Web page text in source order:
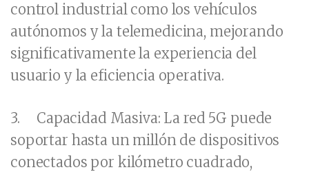
control industrial como los vehículos
autónomos y la telemedicina, mejorando
significativamente la experiencia del
usuario y la eficiencia operativa.
3. Capacidad Masiva: La red 5G puede
soportar hasta un millón de dispositivos
conectados por kilómetro cuadrado,